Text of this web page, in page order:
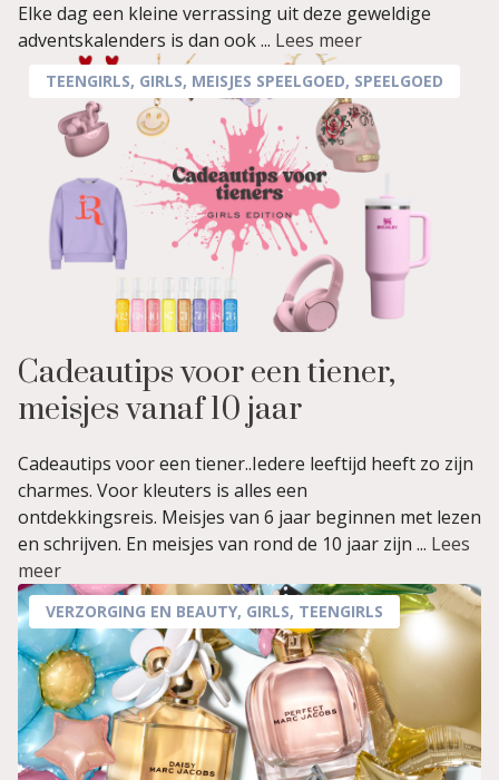
Elke dag een kleine verrassing uit deze geweldige
adventskalenders is dan ook ... Lees meer
TEENGIRLS, GIRLS, MEISJES SPEELGOED, SPEELGOED
Cadeautips voor een tiener,
meisjes vanaf 10 jaar
Cadeautips voor een tiener..Iedere leeftijd heeft zo zijn
charmes. Voor kleuters is alles een
ontdekkingsreis. Meisjes van 6 jaar beginnen met lezen
en schrijven. En meisjes van rond de 10 jaar zijn ... Lees
meer
VERZORGING EN BEAUTY, GIRLS, TEENGIRLS